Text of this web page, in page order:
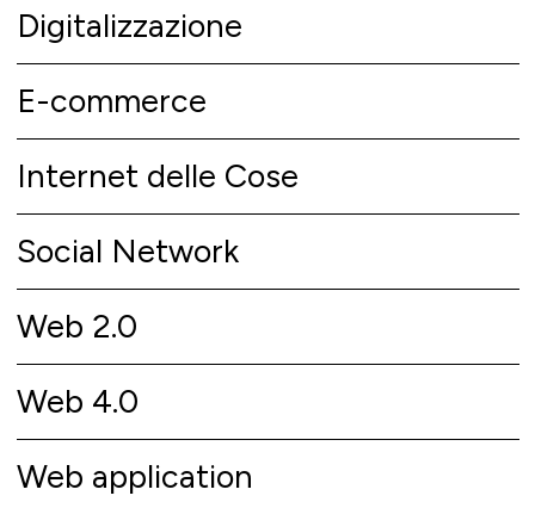
Digitalizzazione
E-commerce
Internet delle Cose
Social Network
Web 2.0
Web 4.0
Web application